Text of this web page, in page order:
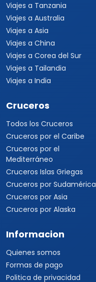
Viajes a Tanzania
Viajes a Australia
Viajes a Asia
Viajes a China
Viajes a Corea del Sur
Viajes a Tailandia
Viajes a India
Cruceros
Todos los Cruceros
Cruceros por el Caribe
Cruceros por el
Mediterráneo
Cruceros Islas Griegas
Cruceros por Sudamérica
Cruceros por Asia
Cruceros por Alaska
Informacion
Quienes somos
Formas de pago
Politica de privacidad